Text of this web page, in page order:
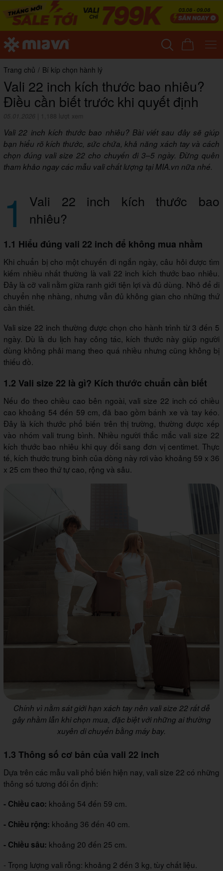
Trang chủ / Bí kíp chọn hành lý
Vali 22 inch kích thước bao nhiêu?
Điều cần biết trước khi quyết định
05.01.2026 1,188 lượt xem
Vali 22 inch kích thước bao nhiêu? Bài viết sau đây sẽ giúp
bạn hiểu rõ kích thước, sức chứa, khả năng xách tay và cách
chọn đúng vali size 22 cho chuyến đi 3–5 ngày. Đừng quên
tham khảo ngay các mẫu vali chất lượng tại MIA.vn nữa nhé.
1
Vali 22 inch kích thước bao
nhiêu?
1.1 Hiểu đúng vali 22 inch để không mua nhầm
Khi chuẩn bị cho một chuyến đi ngắn ngày, câu hỏi được tìm
kiếm nhiều nhất thường là vali 22 inch kích thước bao nhiêu.
Đây là cỡ vali nằm giữa ranh giới tiện lợi và đủ dùng. Nhỏ để di
chuyển nhẹ nhàng, nhưng vẫn đủ không gian cho những thứ
cần thiết.
Vali size 22 inch thường được chọn cho hành trình từ 3 đến 5
ngày. Dù là du lịch hay công tác, kích thước này giúp người
dùng không phải mang theo quá nhiều nhưng cũng không bị
thiếu đồ.
1.2 Vali size 22 là gì? Kích thước chuẩn cần biết
Nếu đo theo chiều cao bên ngoài, vali size 22 inch có chiều
cao khoảng 54 đến 59 cm, đã bao gồm bánh xe và tay kéo.
Đây là kích thước phổ biến trên thị trường, thường được xếp
vào nhóm vali trung bình. Nhiều người thắc mắc vali size 22
kích thước bao nhiêu khi quy đổi sang đơn vị centimet. Thực
tế, kích thước trung bình của dòng này rơi vào khoảng 59 x 36
x 25 cm theo thứ tự cao, rộng và sâu.
Chính vì nằm sát giới hạn xách tay nên vali size 22 rất dễ
gây nhầm lẫn khi chọn mua, đặc biệt với những ai thường
xuyên di chuyển bằng máy bay.
1.3 Thông số cơ bản của vali 22 inch
Dựa trên các mẫu vali phổ biến hiện nay, vali size 22 có những
thông số tương đối ổn định:
- Chiều cao: khoảng 54 đến 59 cm.
- Chiều rộng: khoảng 36 đến 40 cm.
- Chiều sâu: khoảng 20 đến 25 cm.
- Trọng lượng vali rỗng: khoảng 2 đến 3 kg, tùy chất liệu.